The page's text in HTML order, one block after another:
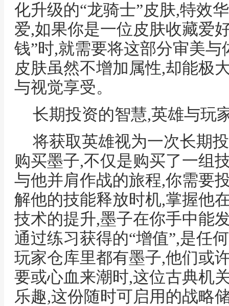
化升级的“龙骑士”皮肤,特效
爱,如果你是一位皮肤收藏爱
钱”时,就需要将这部分审美
皮肤虽然不增加属性,却能极
与视觉享受。
长期投资的智慧,英雄与玩
将获取英雄视为一次长期
购买墨子,不仅是购买了一组
与他并肩作战的旅程,你需要
解他的技能释放时机,掌握他
技术的提升,墨子在你手中能
通过练习获得的“增值”,是任
玩家仓库里都有墨子,他们或
要或心血来潮时,这位古典机
乐趣,这份随时可启用的战略